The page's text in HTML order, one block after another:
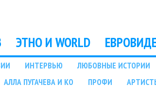
ЭТНО И WORLD
ИНТЕРВЬЮ ЛЮБОВНЫЕ ИСТОРИИ
АЛЛА ПУГАЧЕВА И КО ПРОФИ